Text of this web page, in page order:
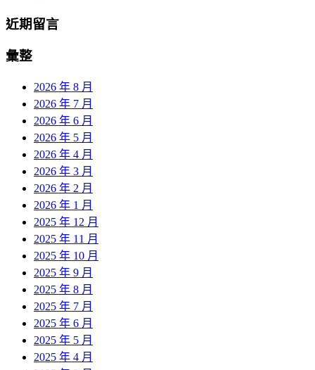
近期留言
彙整
2026 年 8 月
2026 年 7 月
2026 年 6 月
2026 年 5 月
2026 年 4 月
2026 年 3 月
2026 年 2 月
2026 年 1 月
2025 年 12 月
2025 年 11 月
2025 年 10 月
2025 年 9 月
2025 年 8 月
2025 年 7 月
2025 年 6 月
2025 年 5 月
2025 年 4 月